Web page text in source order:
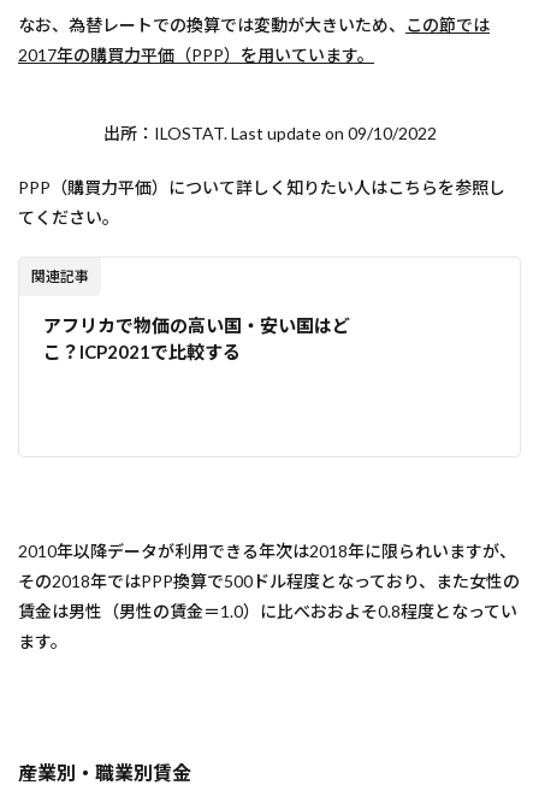
なお、為替レートでの換算では変動が大きいため、
この節では
2017年の購買力平価（PPP）を用いています。
出所：ILOSTAT. Last update on 09/10/2022
PPP（購買力平価）について詳しく知りたい人はこちらを参照し
てください。
関連記事
アフリカで物価の高い国・安い国はど
こ？ICP2021で比較する
2010年以降データが利用できる年次は2018年に限られいますが、
その2018年ではPPP換算で500ドル程度となっており、また女性の
賃金は男性（男性の賃金＝1.0）に比べおおよそ0.8程度となってい
ます。
産業別・職業別賃金